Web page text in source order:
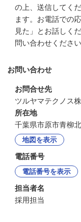
の上、送信してく
ます。お電話での
見た」とお話しく
問い合わせください
お問い合わせ
お問合せ先
ツルヤマテクノス
所在地
千葉県市原市青柳
地図を表示
電話番号
電話番号を表示
担当者名
採用担当